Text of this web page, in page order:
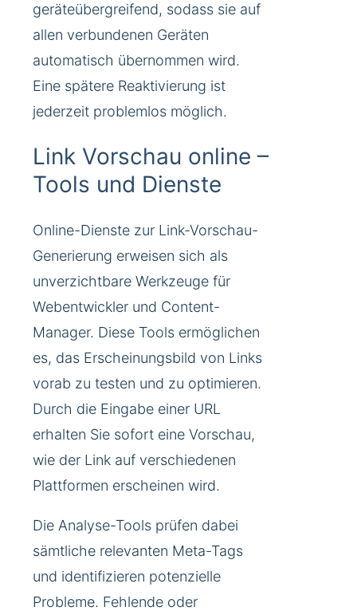
geräteübergreifend, sodass sie auf
allen verbundenen Geräten
automatisch übernommen wird.
Eine spätere Reaktivierung ist
jederzeit problemlos möglich.
Link Vorschau online –
Tools und Dienste
Online-Dienste zur Link-Vorschau-
Generierung erweisen sich als
unverzichtbare Werkzeuge für
Webentwickler und Content-
Manager. Diese Tools ermöglichen
es, das Erscheinungsbild von Links
vorab zu testen und zu optimieren.
Durch die Eingabe einer URL
erhalten Sie sofort eine Vorschau,
wie der Link auf verschiedenen
Plattformen erscheinen wird.
Die Analyse-Tools prüfen dabei
sämtliche relevanten Meta-Tags
und identifizieren potenzielle
Probleme. Fehlende oder